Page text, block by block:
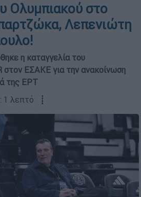
Ολυμπιακού στο
Λεπενιώτη
η καταγγελία του
στον ΕΣΑΚΕ για την ανακοίνωση
της ΕΡΤ
1 λεπτό ┋